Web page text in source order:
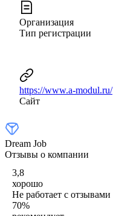
Организация
Тип регистрации
https://www.a-modul.ru/
Сайт
Dream Job
Отзывы о компании
3,8
хорошо
Не работает с отзывами
70%